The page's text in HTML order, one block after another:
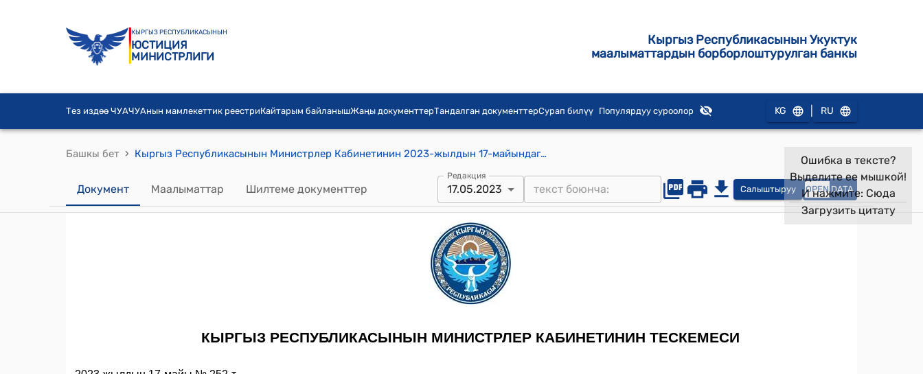
КЫРГЫЗ РЕСПУБЛИКАСЫНЫН
ЮСТИЦИЯ
МИНИСТРЛИГИ
Кыргыз Республикасынын Укуктук
маалыматтардын борборлоштурулган банкы
Тез издөө ЧУАЧУАнын мамлекеттик реестриКайтарым байланышЖаңы документтерТандалган документтерСурап билүү Популярдуу суроолор KG RU
Башкы бет › Кыргыз Республикасынын Министрлер Кабинетинин 2023-жылдын 17-майындагы № 252-т (Жалал-Абад облусунун Аксы районундагы Сары-Челек мамлекеттик биосфералык аймагынын жана Аркыт токой чарбасынын айланасындагы чыр-чатактарды кароо жана чечүү боюнча ведомстволор аралык комиссияны түзүү жөнүндө) тескемеси
Документ Маалыматтар Шилтеме документтер
Редакция
17.05.2023 Салыштыруу OPEN DATA
Ошибка в тексте?
Выделите ее мышкой!
И нажмите: Сюда
Загрузить цитату